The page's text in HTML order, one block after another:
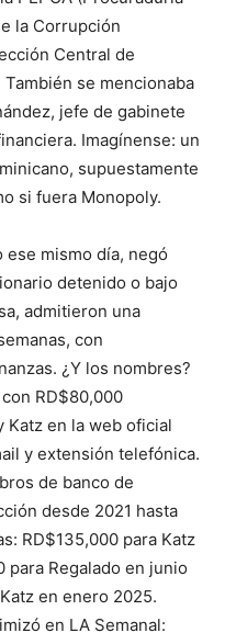
la Corrupción
Central de
se mencionaba
jefe de gabinete
Imagínense: un
supuestamente
si fuera Monopoly.
mismo día, negó
detenido o bajo
admitieron una
con
¿Y los nombres?
RD$80,000
Katz en la web oficial
y extensión telefónica.
de banco de
desde 2021 hasta
RD$135,000 para Katz
para Regalado en junio
en enero 2025.
en LA Semanal: